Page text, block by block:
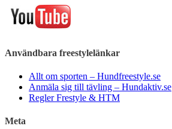
Användbara freestylelänkar
Allt om sporten – Hundfreestyle.se
Anmäla sig till tävling – Hundaktiv.se
Regler Frestyle & HTM
Meta